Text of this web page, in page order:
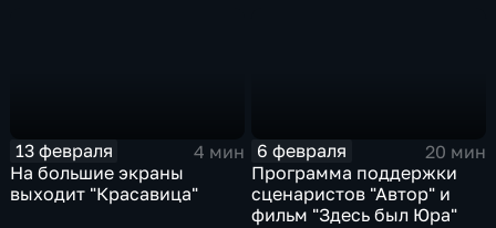
13 февраля
4 мин
На большие экраны
выходит "Красавица"
6 февраля
20 мин
Программа поддержки
сценаристов "Автор" и
фильм "Здесь был Юра"